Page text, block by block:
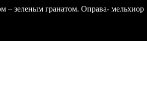
– зеленым гранатом. Оправа- мельхиор
ФОРМ